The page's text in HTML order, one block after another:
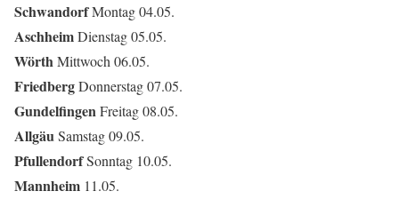
SchwandorfMontag 04.05.
AschheimDienstag 05.05.
WörthMittwoch 06.05.
FriedbergDonnerstag 07.05.
GundelfingenFreitag 08.05.
AllgäuSamstag 09.05.
PfullendorfSonntag 10.05.
Mannheim 11.05.